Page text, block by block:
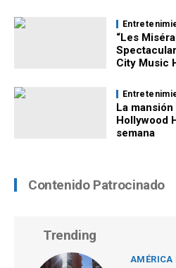
“Les
City Music
La
Hollywood
semana
Contenido Patrocinado
Trending
AMÉRICA